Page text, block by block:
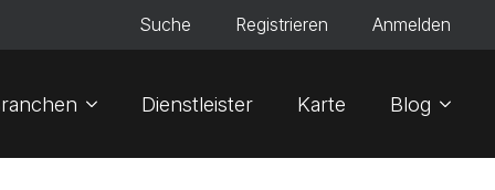
Suche Registrieren Anmelden
Dienstleister Karte Blog